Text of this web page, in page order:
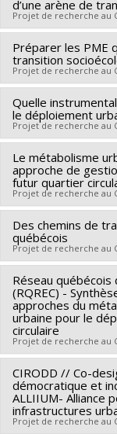
(TD urbanisme
Mosbah, C. :
de l'expansion du
urbanisme 2017)
cas de la banlieue
Féré, Cécile –
mobilité durable :
à la mobilité dans
lyonnaise (2011
Lyon 2)
Sources de
Québec - Nature
Programmes de
de
d’une arène de
Projet de recherche au
Chercheur principal
Co-chercheurs :
Sources de
Québec - Société
Programmes de
de recherche en
Préparer les PME
transition
Projet de recherche au
Chercheur principal
Co-chercheurs :
Sources de
Québec - Nature
Programmes de
de
Quelle
le déploiement
Projet de recherche au
Chercheur principal
Sources de
Programmes de
Québec - MITACS
Le métabolisme
approche de
futur quartier
Projet de recherche au
Chercheur principal
Co-chercheurs :
Sources de
Québec - Nature
Programmes de
de
Des chemins de
québécois
Projet de recherche au
Chercheur principal
Sources de
Programmes de
organismes de
Soutien aux projets
Réseau québécois
(RQREC) -
approches du
urbaine pour le
circulaire
Projet de recherche au
Chercheur principal
Co-chercheurs :
Sources de
CIRODD // Co-
démocratique et
ALLIIUM- Alliance
infrastructures
Projet de recherche au